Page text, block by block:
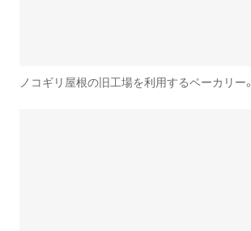
ノコギリ屋根の旧工場を利用するベーカリー。